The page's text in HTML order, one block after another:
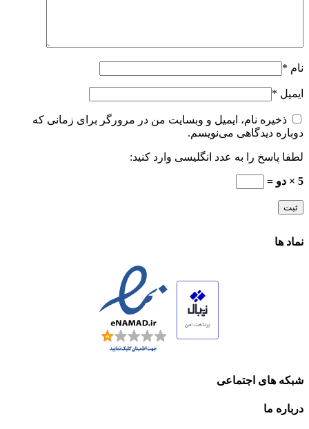
نام *
ایمیل *
ذخیره نام، ایمیل و وبسایت من در مرورگر برای زمانی که
دوباره دیدگاهی می‌نویسم.
لطفا پاسخ را به عدد انگلیسی وارد کنید:
5 × دو =
نماد ها
شبکه های اجتماعی
درباره ما